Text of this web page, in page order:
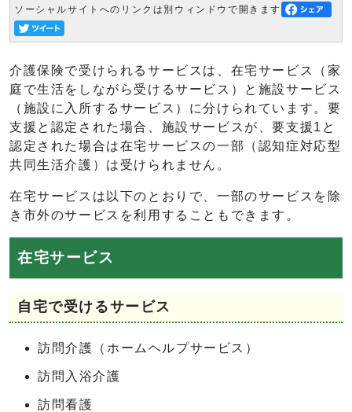
ソーシャルサイトへのリンクは別ウィンドウで開きます
介護保険で受けられるサービスは、在宅サービス（家
庭で生活をしながら受けるサービス）と施設サービス
（施設に入所するサービス）に分けられています。要
支援と認定された場合、施設サービスが、要支援1と
認定された場合は在宅サービスの一部（認知症対応型
共同生活介護）は受けられません。
在宅サービスは以下のとおりで、一部のサービスを除
き市外のサービスを利用することもできます。
在宅サービス
自宅で受けるサービス
訪問介護（ホームヘルプサービス）
訪問入浴介護
訪問看護